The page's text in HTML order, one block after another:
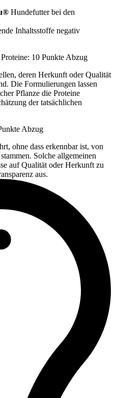
Hundefutter bei den
Inhaltsstoffe negativ
10 Punkte Abzug
deren Herkunft oder Qualität
Die Formulierungen lassen
Pflanze die Proteine
der tatsächlichen
Abzug
ohne dass erkennbar ist, von
Solche allgemeinen
auf Qualität oder Herkunft zu
aus.